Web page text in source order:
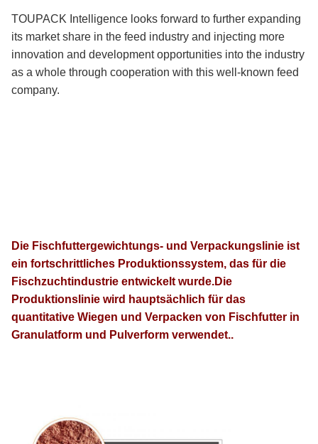
TOUPACK Intelligence looks forward to further expanding
its market share in the feed industry and injecting more
innovation and development opportunities into the industry
as a whole through cooperation with this well-known feed
company.
Die Fischfuttergewichtungs- und Verpackungslinie ist
ein fortschrittliches Produktionssystem, das für die
Fischzuchtindustrie entwickelt wurde.Die
Produktionslinie wird hauptsächlich für das
quantitative Wiegen und Verpacken von Fischfutter in
Granulatform und Pulverform verwendet..